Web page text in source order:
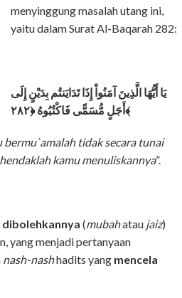
menyinggung masalah utang ini,
yaitu dalam Surat Al-Baqarah 282:
يَا أَيُّهَا الَّذِينَ آمَنُواْ إِذَا تَدَايَنتُم بِدَيْنٍ إِلَى
أَجَلٍ مُّسَمًّى فَاكْتُبُوهُ ﴿٢٨٢﴾
tidak secara tunai
kamu menuliskannya”.
dibolehkannya (mubahatau jaiz)
yang menjadi pertanyaan
nash-nashhadits yang mencela